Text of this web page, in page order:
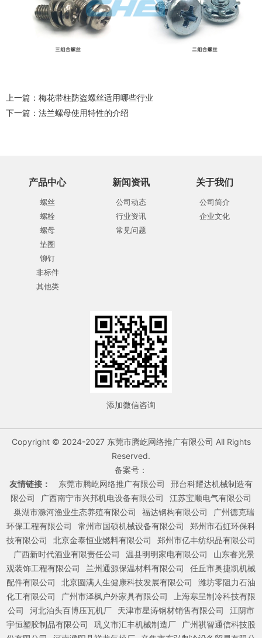
上一篇： 梅花带柱防盗螺丝适用哪些行业
下一篇： 法兰螺母使用特性的介绍
产品中心
螺丝
螺栓
螺母
垫圈
铆钉
非标件
其他类
新闻资讯
公司动态
行业资讯
常见问题
关于我们
公司简介
企业文化
添加微信咨询
Copyright © 2024-2027 东莞市腾屹网络推广有限公司 All Rights
Reserved.
备案号：
友情链接：
东莞市腾屹网络推广有限公司
邢台科耀达机械制造有
限公司
广西南宁市兴邦机电设备有限公司
江苏宝顺电气有限公司
巢湖市滁河渔业生态养殖有限公司
福达钢构有限公司
广州德克瑞
环保工程有限公司
常州市国硕机械设备有限公司
郑州市石虹环保科
技有限公司
北京金泰恒业燃料有限公司
郑州市亿丰纺织品有限公司
广西新时代酒业有限责任公司
温县明明家电有限公司
山东睿光景
观装饰工程有限公司
兰州通源保温材料有限公司
任丘市奥捷凯机械
配件有限公司
北京圆满人生健康科技发展有限公司
潍坊零阻力石油
化工有限公司
广州市泽枫户外家具有限公司
上海寒呈制冷科技有限
公司
河北泊头百博压瓦机厂 天津市星涛钢材销售有限公司
江阴市
宇恒塑胶制品有限公司
巩义市汇丰机械制造厂
广州祺智通信科技股